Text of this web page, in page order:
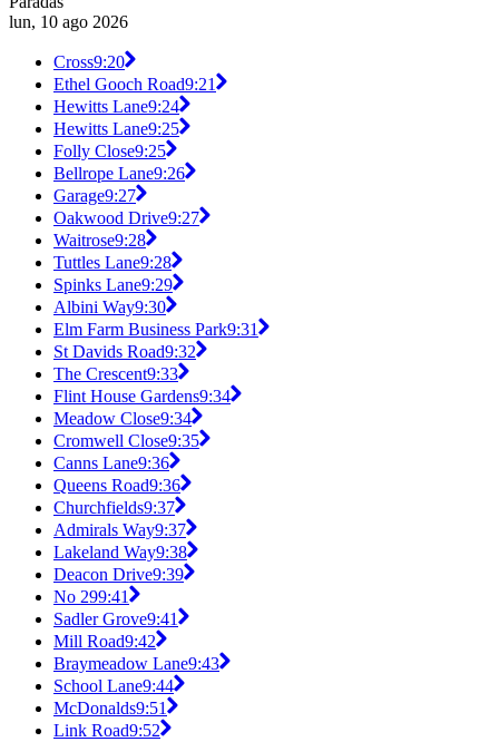
lun, 10 ago 2026
Cross9:20
Ethel Gooch Road9:21
Hewitts Lane9:24
Hewitts Lane9:25
Folly Close9:25
Bellrope Lane9:26
Garage9:27
Oakwood Drive9:27
Waitrose9:28
Tuttles Lane9:28
Spinks Lane9:29
Albini Way9:30
Elm Farm Business Park9:31
St Davids Road9:32
The Crescent9:33
Flint House Gardens9:34
Meadow Close9:34
Cromwell Close9:35
Canns Lane9:36
Queens Road9:36
Churchfields9:37
Admirals Way9:37
Lakeland Way9:38
Deacon Drive9:39
No 299:41
Sadler Grove9:41
Mill Road9:42
Braymeadow Lane9:43
School Lane9:44
McDonalds9:51
Link Road9:52